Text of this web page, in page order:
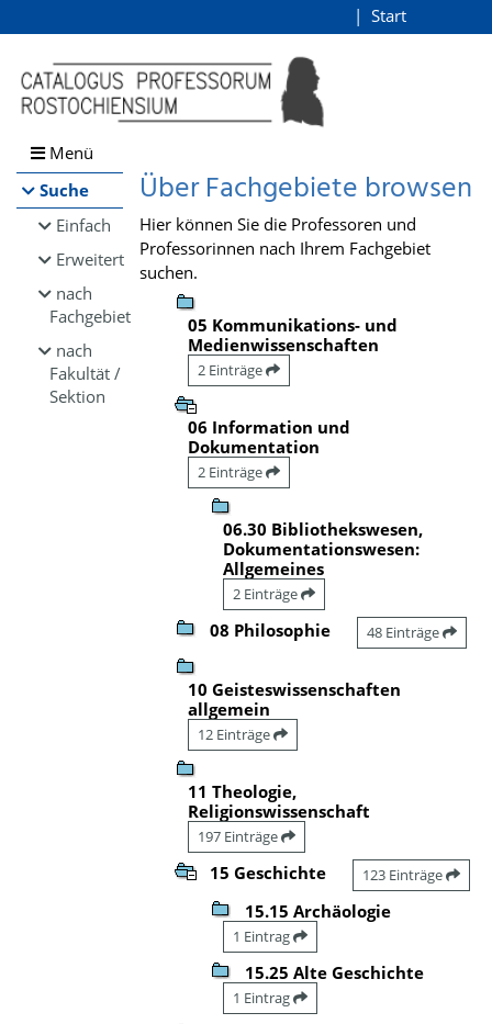
Browsen
direkt zum Inhalt
Start
Menü
Suche
Einfach
Erweitert
nach
Fachgebiet
nach
Fakultät /
Sektion
Über Fachgebiete browsen
Hier können Sie die Professoren und
Professorinnen nach Ihrem Fachgebiet
suchen.
05 Kommunikations- und
Medienwissenschaften
2 Einträge
06 Information und
Dokumentation
2 Einträge
06.30 Bibliothekswesen,
Dokumentationswesen:
Allgemeines
2 Einträge
08 Philosophie 48 Einträge
10 Geisteswissenschaften
allgemein
12 Einträge
11 Theologie,
Religionswissenschaft
197 Einträge
15 Geschichte 123 Einträge
15.15 Archäologie
1 Eintrag
15.25 Alte Geschichte
1 Eintrag